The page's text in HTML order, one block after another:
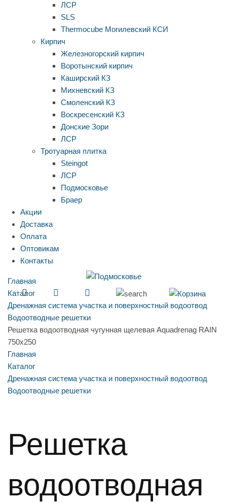
ЛСР
SLS
Thermocube Могилевский КСИ
Кирпич
Железногорский кирпич
Воротынский кирпич
Каширский КЗ
Михневский КЗ
Смоленский КЗ
Воскресенский КЗ
Донские Зори
ЛСР
Тротуарная плитка
Steingot
ЛСР
Подмосковье
Браер
Акции
Доставка
Оплата
Оптовикам
Контакты
Главная
Каталог
Дренажная система участка и поверхностный водоотвод
Водоотводные решетки
Решетка водоотводная чугунная щелевая Aquadrenag RAIN
750х250
Главная
Каталог
Дренажная система участка и поверхностный водоотвод
Водоотводные решетки
Решетка
водоотводная